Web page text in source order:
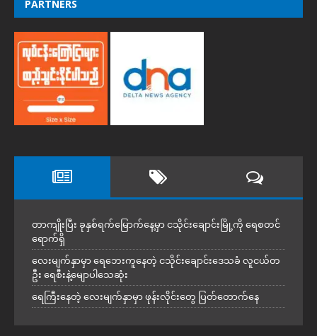
PARTNERS
တာကျိုးပြီး ခုနှစ်ရက်မြောက်နေ့မှာ ငသိုင်းချောင်းမြို့ကို ရေစတင်
ရောက်ရှိ
လေးမျက်နှာမှာ ရေဘေးကူနေတဲ့ ငသိုင်းချောင်းဒေသခံ လူငယ်တ
ဦး ရေစီးနဲ့မျောပါသေဆုံး
ရေကြီးနေတဲ့ လေးမျက်နှာမှာ ဖုန်းလိုင်းတွေ ပြတ်တောက်နေ